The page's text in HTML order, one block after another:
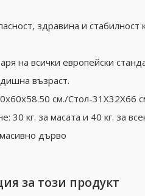
здравина и стабилност
на всички европейски
възраст.
см./Стол-31X32X66
30 кг. за масата и 40 кг. за
дърво
за този продукт